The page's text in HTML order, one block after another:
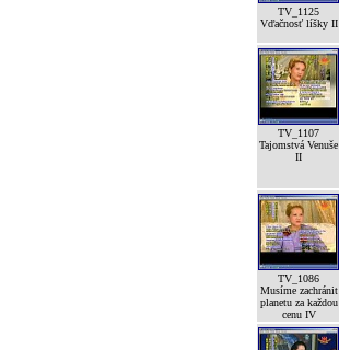
TV_1125
Vďačnosť líšky II
TV_1107
Tajomstvá Venuše
II
TV_1086
Musíme zachránit
planetu za každou
cenu IV